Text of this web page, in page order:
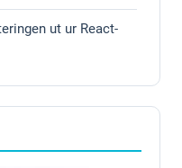
ut ur React-